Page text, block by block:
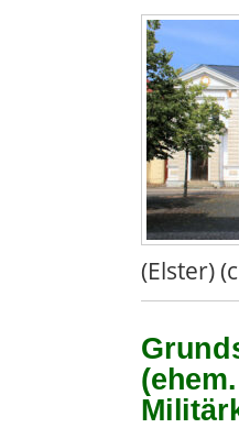
(Elster)